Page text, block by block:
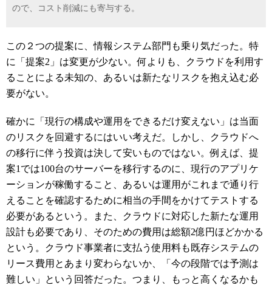
ので、コスト削減にも寄与する。
この２つの提案に、情報システム部門も乗り気だった。特
に「提案2 」は変更が少ない。何よりも、クラウドを利用す
ることによる未知の、あるいは新たなリスクを抱え込む必
要がない。
確かに「現行の構成や運用をできるだけ変えない」は当面
のリスクを回避するにはいい考えだ。しかし、クラウドへ
の移行に伴う投資は決して安いものではない。例えば、提
案1 では100台のサーバーを移行するのに、現行のアプリケ
ーションが稼働すること、あるいは運用がこれまで通り行
えることを確認するために相当の手間をかけてテストする
必要があるという。また、クラウドに対応した新たな運用
設計も必要であり、そのための費用は総額2億円ほどかかる
という。クラウド事業者に支払う使用料も既存システムの
リース費用とあまり変わらないか、「今の段階では予測は
難しい」という回答だった。つまり、もっと高くなるかも